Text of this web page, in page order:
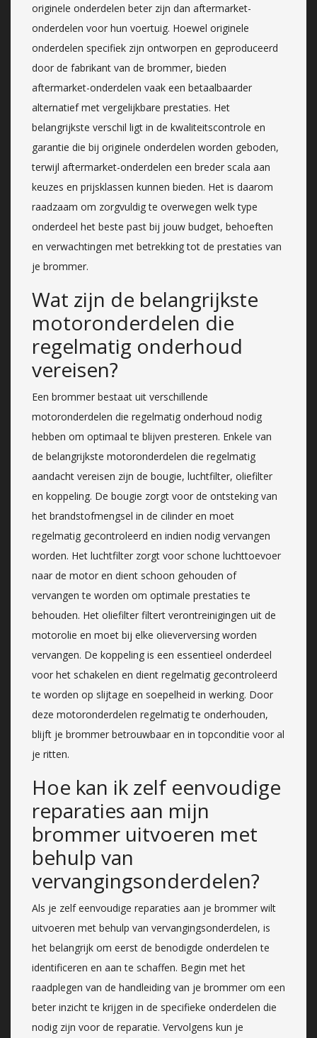
originele onderdelen beter zijn dan aftermarket-
onderdelen voor hun voertuig. Hoewel originele
onderdelen specifiek zijn ontworpen en geproduceerd
door de fabrikant van de brommer, bieden
aftermarket-onderdelen vaak een betaalbaarder
alternatief met vergelijkbare prestaties. Het
belangrijkste verschil ligt in de kwaliteitscontrole en
garantie die bij originele onderdelen worden geboden,
terwijl aftermarket-onderdelen een breder scala aan
keuzes en prijsklassen kunnen bieden. Het is daarom
raadzaam om zorgvuldig te overwegen welk type
onderdeel het beste past bij jouw budget, behoeften
en verwachtingen met betrekking tot de prestaties van
je brommer.
Wat zijn de belangrijkste
motoronderdelen die
regelmatig onderhoud
vereisen?
Een brommer bestaat uit verschillende
motoronderdelen die regelmatig onderhoud nodig
hebben om optimaal te blijven presteren. Enkele van
de belangrijkste motoronderdelen die regelmatig
aandacht vereisen zijn de bougie, luchtfilter, oliefilter
en koppeling. De bougie zorgt voor de ontsteking van
het brandstofmengsel in de cilinder en moet
regelmatig gecontroleerd en indien nodig vervangen
worden. Het luchtfilter zorgt voor schone luchttoevoer
naar de motor en dient schoon gehouden of
vervangen te worden om optimale prestaties te
behouden. Het oliefilter filtert verontreinigingen uit de
motorolie en moet bij elke olieverversing worden
vervangen. De koppeling is een essentieel onderdeel
voor het schakelen en dient regelmatig gecontroleerd
te worden op slijtage en soepelheid in werking. Door
deze motoronderdelen regelmatig te onderhouden,
blijft je brommer betrouwbaar en in topconditie voor al
je ritten.
Hoe kan ik zelf eenvoudige
reparaties aan mijn
brommer uitvoeren met
behulp van
vervangingsonderdelen?
Als je zelf eenvoudige reparaties aan je brommer wilt
uitvoeren met behulp van vervangingsonderdelen, is
het belangrijk om eerst de benodigde onderdelen te
identificeren en aan te schaffen. Begin met het
raadplegen van de handleiding van je brommer om een
beter inzicht te krijgen in de specifieke onderdelen die
nodig zijn voor de reparatie. Vervolgens kun je